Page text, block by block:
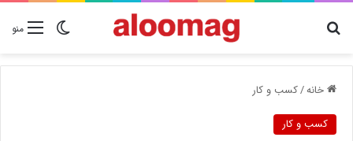
منوتغییر دنبال چیزی هستید؟
خانه/کسب و کار
کسب و کار